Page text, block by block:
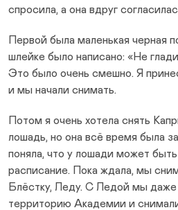
спросила, а она вдруг
Первой была маленькая черная
шлейке было написано: «Не
Это было очень смешно. Я
и мы начали снимать.
Потом я очень хотела снять
лошадь, но она всё время была
поняла, что у лошади может быть
расписание. Пока ждала, мы
Блёстку, Леду. С Ледой мы даже
территорию Академии и